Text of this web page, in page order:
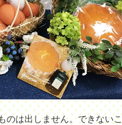
のは出しません。できない